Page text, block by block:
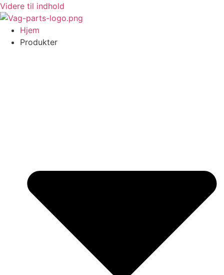
Videre til indhold
Hjem
Produkter